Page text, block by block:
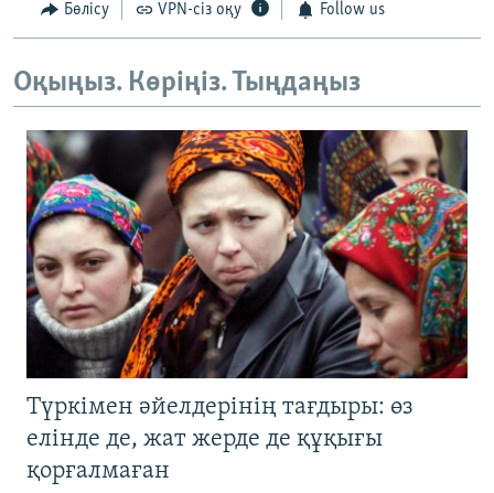
Бөлісу VPN-сіз оқу Follow us
Оқыңыз. Көріңіз. Тыңдаңыз
Түркімен әйелдерінің тағдыры: өз
елінде де, жат жерде де құқығы
қорғалмаған